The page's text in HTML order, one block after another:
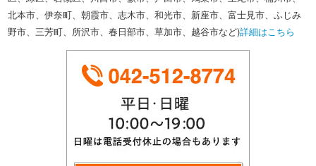
北本市、伊奈町、朝霞市、志木市、和光市、新座市、富士見市、ふじみ
野市、三芳町、所沢市、春日部市、草加市、越谷市など)詳細はこちら